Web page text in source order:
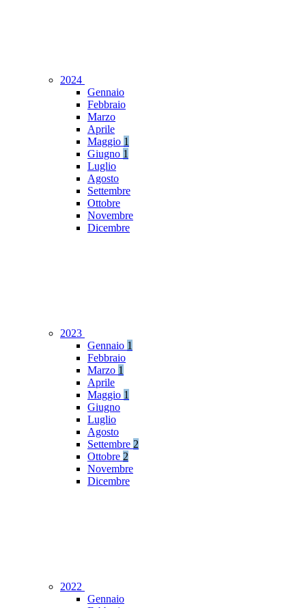
2024
Gennaio
Febbraio
Marzo
Aprile
Maggio 1
Giugno 1
Luglio
Agosto
Settembre
Ottobre
Novembre
Dicembre
2023
Gennaio 1
Febbraio
Marzo 1
Aprile
Maggio 1
Giugno
Luglio
Agosto
Settembre 2
Ottobre 2
Novembre
Dicembre
2022
Gennaio